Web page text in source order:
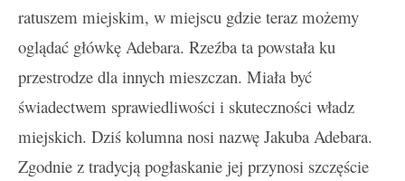
ratuszem miejskim, w miejscu gdzie teraz możemy
oglądać główkę Adebara. Rzeźba ta powstała ku
przestrodze dla innych mieszczan. Miała być
świadectwem sprawiedliwości i skuteczności władz
miejskich. Dziś kolumna nosi nazwę Jakuba Adebara.
Zgodnie z tradycją pogłaskanie jej przynosi szczęście